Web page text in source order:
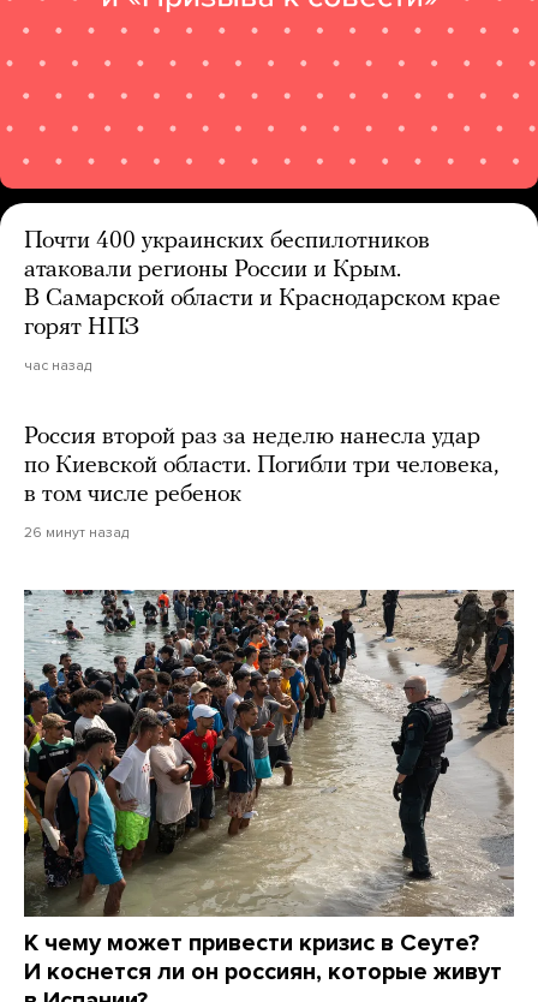
Почти 400 украинских беспилотников
атаковали регионы России и Крым.
В Самарской области и Краснодарском крае
горят НПЗ
час назад
Россия второй раз за неделю нанесла удар
по Киевской области. Погибли три человека,
в том числе ребенок
26 минут назад
К чему может привести кризис в Сеуте?
И коснется ли он россиян, которые живут